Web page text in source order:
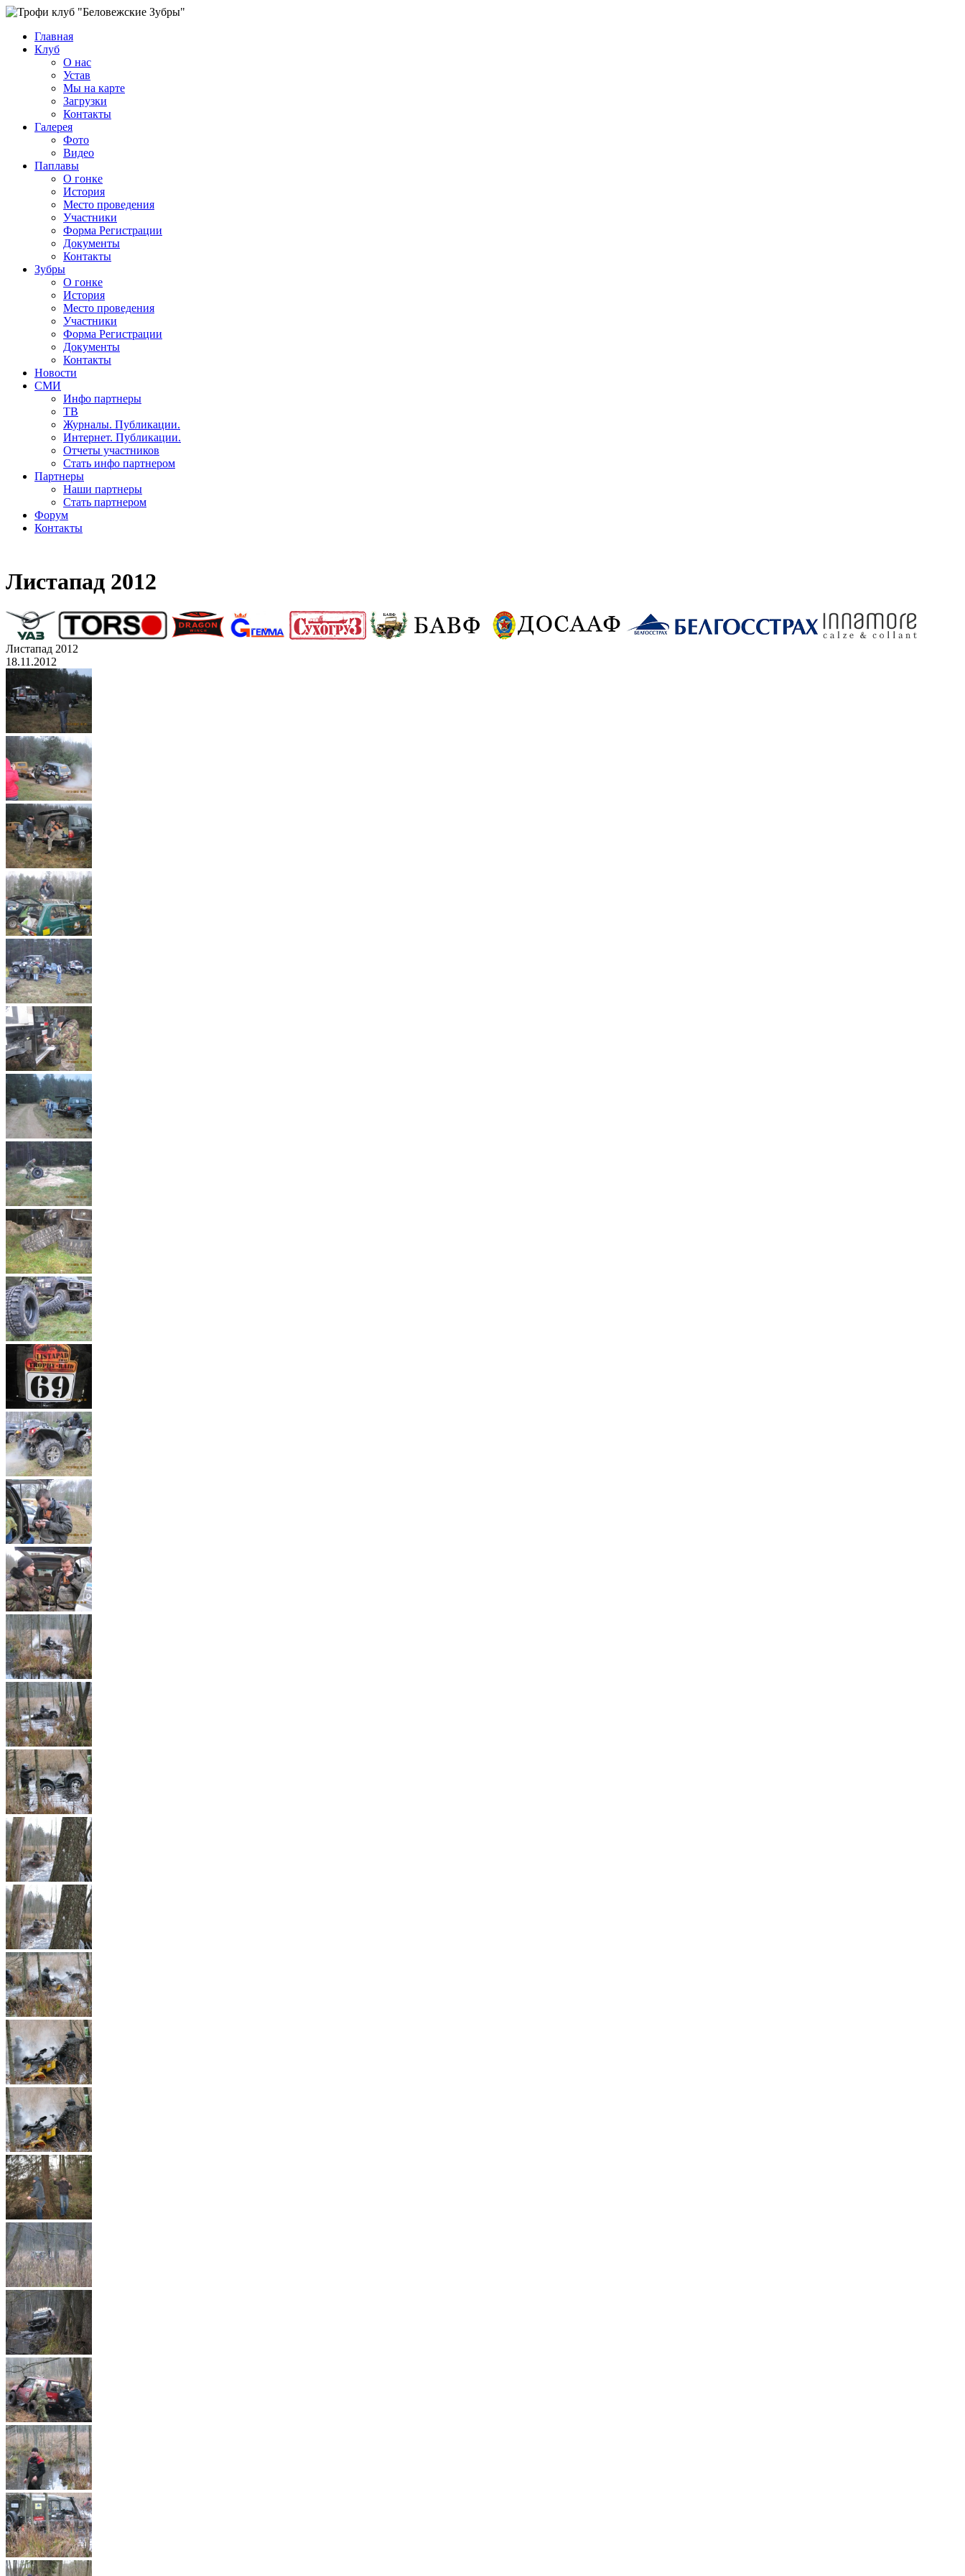
Главная
Клуб
О нас
Устав
Мы на карте
Загрузки
Контакты
Галерея
Фото
Видео
Паплавы
О гонке
История
Место проведения
Участники
Форма Регистрации
Документы
Контакты
Зубры
О гонке
История
Место проведения
Участники
Форма Регистрации
Документы
Контакты
Новости
СМИ
Инфо партнеры
ТВ
Журналы. Публикации.
Интернет. Публикации.
Отчеты участников
Стать инфо партнером
Партнеры
Наши партнеры
Стать партнером
Форум
Контакты
Листапад 2012
Листапад 2012
18.11.2012